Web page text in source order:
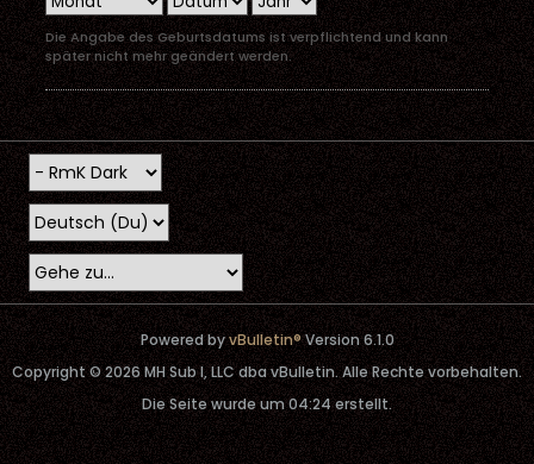
Die Angabe des Geburtsdatums ist verpflichtend und kann
später nicht mehr geändert werden.
Powered byvBulletin®Version 6.1.0
Copyright © 2026 MH Sub I, LLC dba vBulletin. Alle Rechte vorbehalten.
Die Seite wurde um 04:24 erstellt.